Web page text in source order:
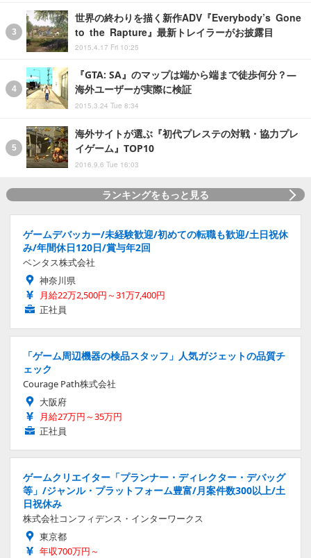
世界の終わりを描く新作ADV『Everybody’s Gone
to the Rapture』最新トレイラーがお披露目
2015.4.17 Fri 10:25
『GTA: SA』のマップは端から端まで徒歩何分？―
海外ユーザーが実際に検証
2015.3.24 Tue 8:34
海外サイトが選ぶ『初代プレステの対戦・協力プレ
イゲーム』TOP10
2016.9.6 Tue 16:03
ランキングをもっと見る
ゲームデバッカー/未経験歓迎/初めての転職も歓迎/土日祝休
み/年間休日120日/賞与年2回
ベンタス株式会社
神奈川県
月給22万2,500円～31万7,400円
正社員
「ゲーム周辺機器の検品スタッフ」人気ガジェットの品質チ
ェック
Courage Path株式会社
大阪府
月給27万円～35万円
正社員
ゲームクリエイター「プランナー・ディレクター・デバッグ
等」/ジャンル・プラットフォーム豊富/月案件数300以上/土
日祝休み
株式会社コンフィデンス・インターワークス
東京都
年収700万円～